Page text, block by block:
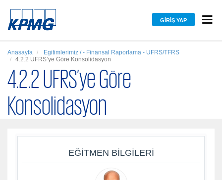
GIRIŞ YAP
Anasayfa
Egitimlerimiz / - Finansal Raporlama - UFRS/TFRS
4.2.2 UFRS’ye Göre Konsolidasyon
4.2.2 UFRS’ye Göre
Konsolidasyon
EĞITMEN BILGILERI